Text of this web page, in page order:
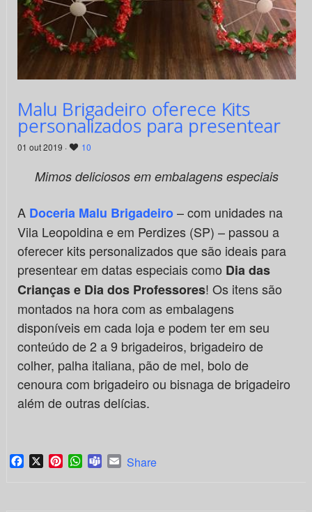
Malu Brigadeiro oferece Kits
personalizados para presentear
01 out 2019 · 10
Mimos deliciosos em embalagens especiais
A Doceria Malu Brigadeiro– com unidades na
Vila Leopoldina e em Perdizes (SP) – passou a
oferecer kits personalizados que são ideais para
presentear em datas especiais como Dia das
Crianças e Dia dos Professores! Os itens são
montados na hora com as embalagens
disponíveis em cada loja e podem ter em seu
conteúdo de 2 a 9 brigadeiros, brigadeiro de
colher, palha italiana, pão de mel, bolo de
cenoura com brigadeiro ou bisnaga de brigadeiro
além de outras delícias.
Facebook
X PinterestWhatsApp
TeamsEmail
Share